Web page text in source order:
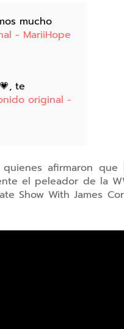
mucho
- MariiHope
te
original -
afirmaron que
el peleador de la
Show With James